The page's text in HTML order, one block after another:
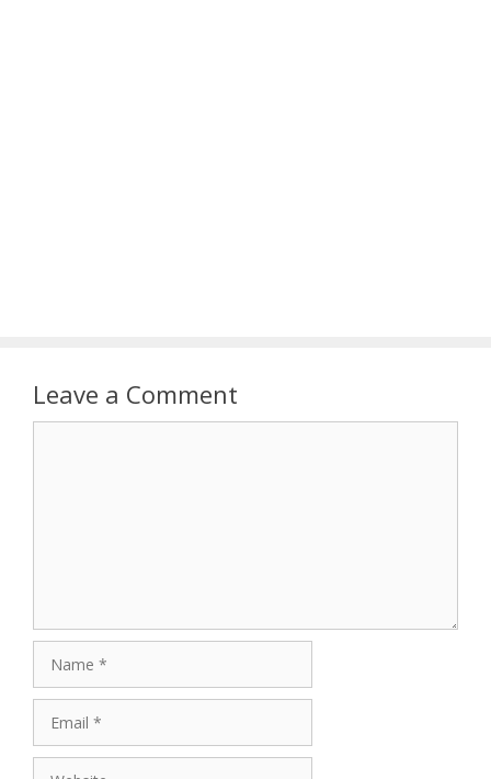
Leave a Comment
Website